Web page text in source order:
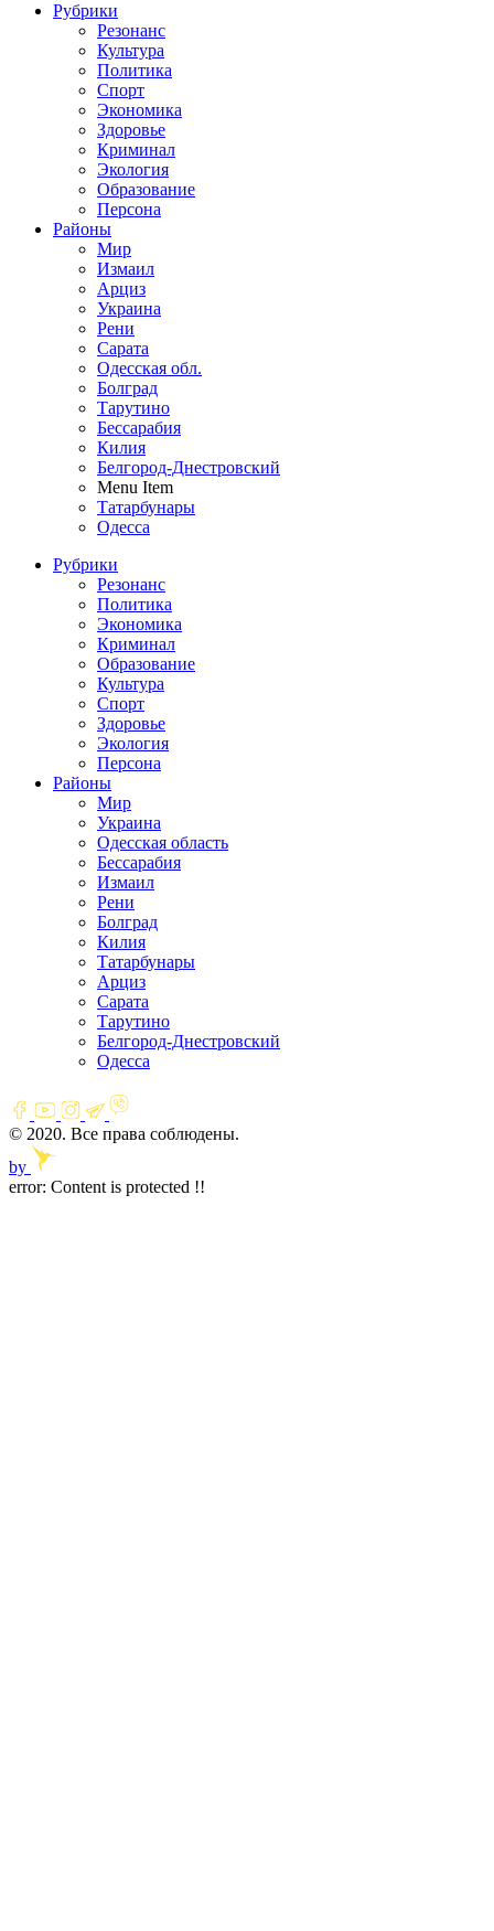
Рубрики
Резонанс
Культура
Политика
Спорт
Экономика
Здоровье
Криминал
Экология
Образование
Персона
Районы
Мир
Измаил
Арциз
Украина
Рени
Сарата
Одесская обл.
Болград
Тарутино
Бессарабия
Килия
Белгород-Днестровский
Menu Item
Татарбунары
Одесса
Рубрики
Резонанс
Политика
Экономика
Криминал
Образование
Культура
Спорт
Здоровье
Экология
Персона
Районы
Мир
Украина
Одесская область
Бессарабия
Измаил
Рени
Болград
Килия
Татарбунары
Арциз
Сарата
Тарутино
Белгород-Днестровский
Одесса
© 2020. Все права соблюдены.
by
error: Content is protected !!